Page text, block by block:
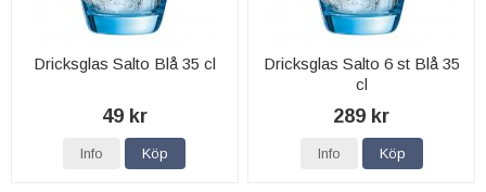
Dricksglas Salto Blå 35 cl
49 kr
Info Köp
Dricksglas Salto 6 st Blå 35
cl
289 kr
Info Köp